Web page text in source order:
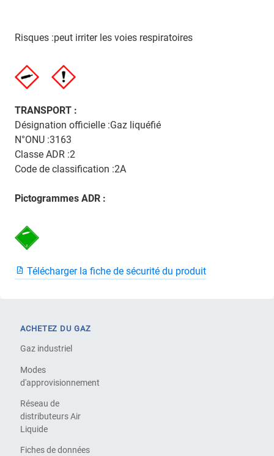
Risques :peut irriter les voies respiratoires
TRANSPORT :
Désignation officielle :Gaz liquéfié
N°ONU :3163
Classe ADR :2
Code de classification :2A
Pictogrammes ADR :
Télécharger la fiche de sécurité du produit
ACHETEZ DU GAZ
Gaz industriel
Modes
d'approvisionnement
Réseau de
distributeurs Air
Liquide
Fiches de données